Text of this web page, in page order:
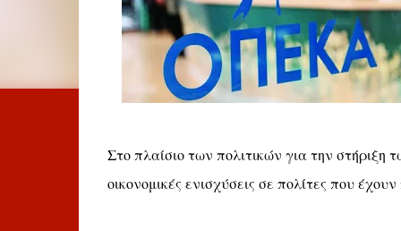
Στο πλαίσιο των πολιτικών για την
οικονομικές ενισχύσεις σε πολίτες που